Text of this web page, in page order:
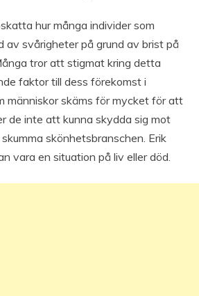
hur många individer som
av svårigheter på grund av brist på
tror att stigmat kring detta
faktor till dess förekomst i
människor skäms för mycket för att
de inte att kunna skydda sig mot
skönhetsbranschen. Erik
vara en situation på liv eller död.